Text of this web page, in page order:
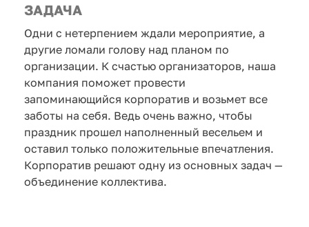
ЗАДАЧА
Одни с нетерпением ждали мероприятие, а
другие ломали голову над планом по
организации. К счастью организаторов, наша
компания поможет провести
запоминающийся корпоратив и возьмет все
заботы на себя. Ведь очень важно, чтобы
праздник прошел наполненный весельем и
оставил только положительные впечатления.
Корпоратив решают одну из основных задач —
объединение коллектива.